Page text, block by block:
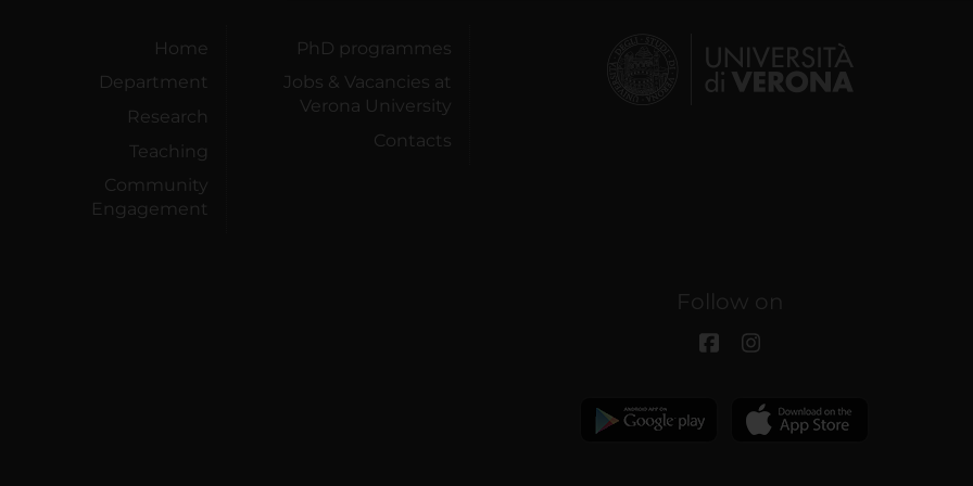
Home
Department
Research
Teaching
Community
Engagement
PhD programmes
Jobs & Vacancies at
Verona University
Contacts
Follow on